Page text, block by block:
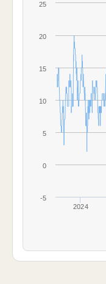
2024
-5
0
5
10
15
20
25